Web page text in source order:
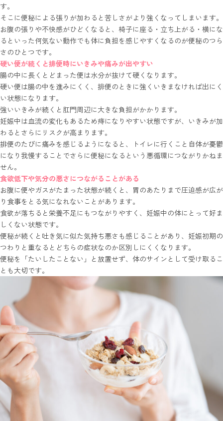
す。
そこに便秘による張りが加わると苦しさがより強くなってしまいます。
お腹の張りや不快感がひどくなると、椅子に座る・立ち上がる・横にな
るといった何気ない動作でも体に負担を感じやすくなるのが便秘のつら
さのひとつです。
硬い便が続くと排便時にいきみや痛みが出やすい
腸の中に長くとどまった便は水分が抜けて硬くなります。
硬い便は腸の中を進みにくく、排便のときに強くいきまなければ出にく
い状態になります。
強いいきみが続くと肛門周辺に大きな負担がかかります。
妊娠中は血流の変化もあるため痔になりやすい状態ですが、いきみが加
わるとさらにリスクが高まります。
排便のたびに痛みを感じるようになると、トイレに行くこと自体が憂鬱
になり我慢することでさらに便秘になるという悪循環につながりかねま
せん。
食欲低下や気分の悪さにつながることがある
お腹に便やガスがたまった状態が続くと、胃のあたりまで圧迫感が広が
り食事をとる気になれないことがあります。
食欲が落ちると栄養不足にもつながりやすく、妊娠中の体にとって好ま
しくない状態です。
便秘が続くと吐き気に似た気持ち悪さも感じることがあり、妊娠初期の
つわりと重なるとどちらの症状なのか区別しにくくなります。
便秘を「たいしたことない」と放置せず、体のサインとして受け取るこ
とも大切です。